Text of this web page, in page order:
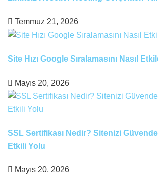
Temmuz 21, 2026
Site Hızı Google Sıralamasını Nasıl
Mayıs 20, 2026
SSL Sertifikası Nedir? Sitenizi
Etkili Yolu
Mayıs 20, 2026